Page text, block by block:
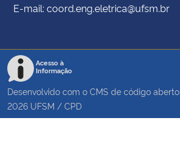
E-mail: coord.eng.eletrica@ufsm.br
Acesso à
Informação
Desenvolvido com o CMS de código aberto
2026 UFSM / CPD